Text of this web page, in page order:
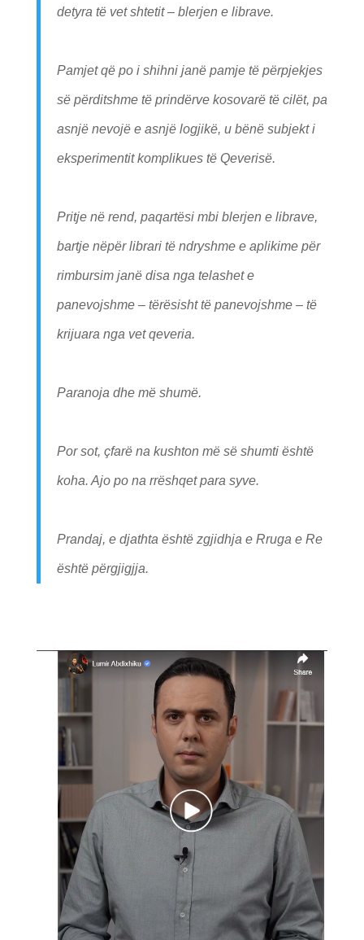
detyra të vet shtetit – blerjen e librave.
Pamjet që po i shihni janë pamje të përpjekjes
së përditshme të prindërve kosovarë të cilët, pa
asnjë nevojë e asnjë logjikë, u bënë subjekt i
eksperimentit komplikues të Qeverisë.
Pritje në rend, paqartësi mbi blerjen e librave,
bartje nëpër librari të ndryshme e aplikime për
rimbursim janë disa nga telashet e
panevojshme – tërësisht të panevojshme – të
krijuara nga vet qeveria.
Paranoja dhe më shumë.
Por sot, çfarë na kushton më së shumti është
koha. Ajo po na rrëshqet para syve.
Prandaj, e djathta është zgjidhja e Rruga e Re
është përgjigjja.